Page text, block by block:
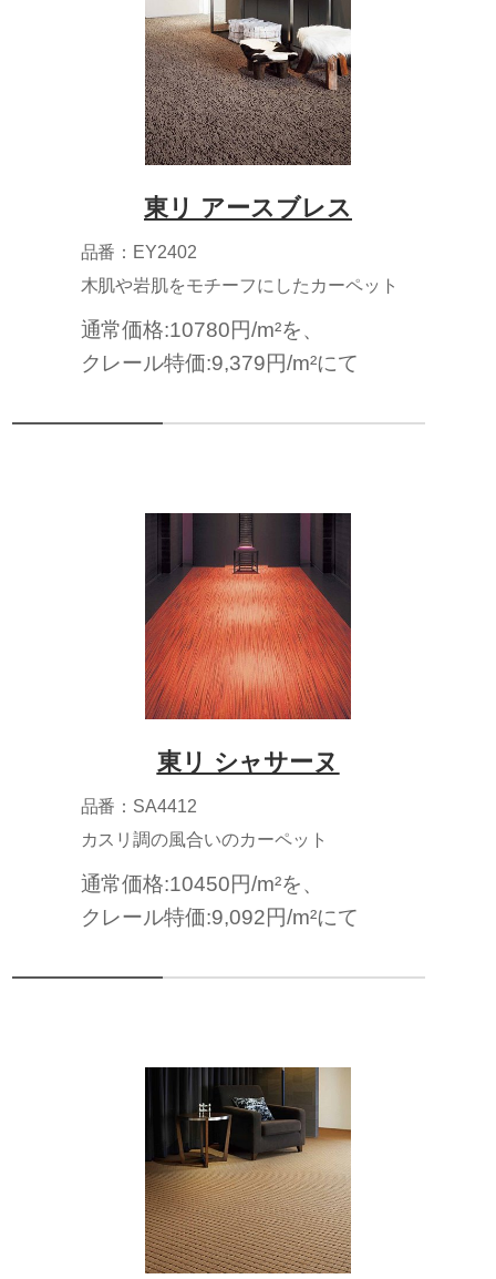
東リ アースブレス
品番：EY2402
木肌や岩肌をモチーフにしたカーペット
通常価格:10780円/m²を、
クレール特価:9,379円/m²にて
東リ シャサーヌ
品番：SA4412
カスリ調の風合いのカーペット
通常価格:10450円/m²を、
クレール特価:9,092円/m²にて